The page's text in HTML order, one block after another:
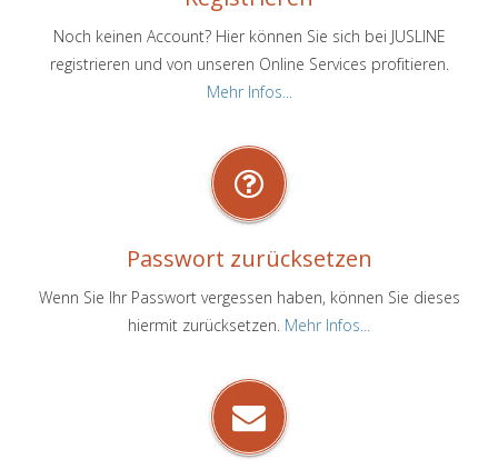
Noch keinen Account? Hier können Sie sich bei JUSLINE
registrieren und von unseren Online Services profitieren.
Mehr Infos...
Passwort zurücksetzen
Wenn Sie Ihr Passwort vergessen haben, können Sie dieses
hiermit zurücksetzen. Mehr Infos...